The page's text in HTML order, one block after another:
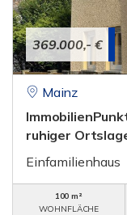
369.000,- €
Mainz
ruhiger
Einfamilienhaus
100 m²
WOHNFLÄCHE